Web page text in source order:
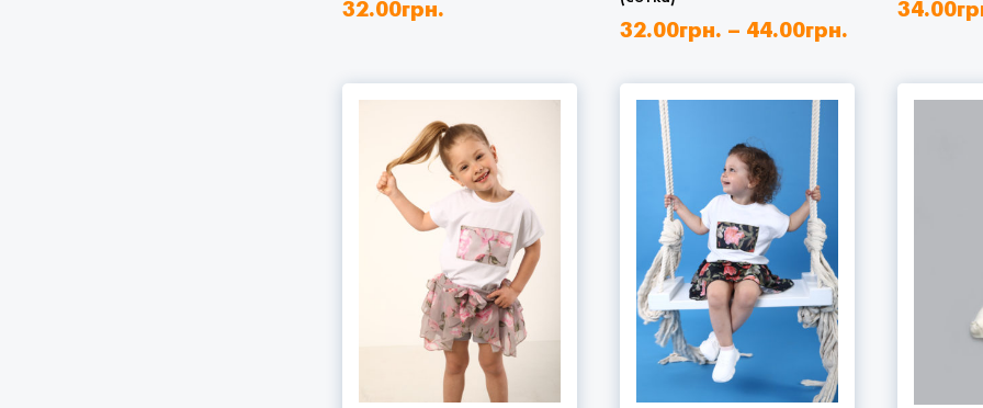
32.00грн.
32.00грн. – 44.00грн.
34.00